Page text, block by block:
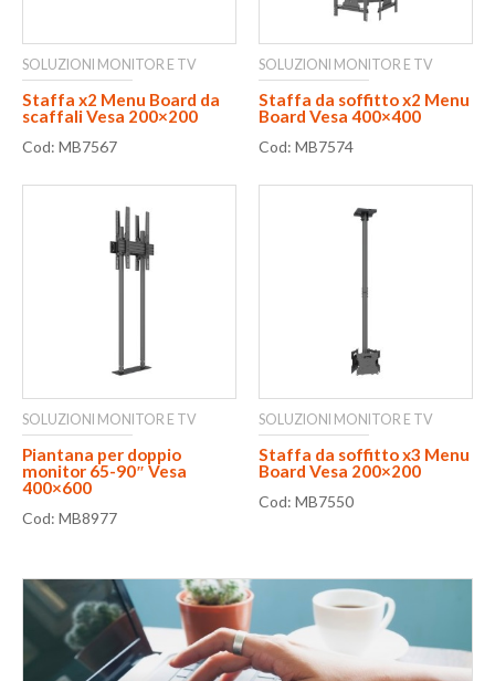
SOLUZIONI MONITOR E TV
Staffa x2 Menu Board da
scaffali Vesa 200×200
Cod: MB7567
SOLUZIONI MONITOR E TV
Staffa da soffitto x2 Menu
Board Vesa 400×400
Cod: MB7574
SOLUZIONI MONITOR E TV
Piantana per doppio
monitor 65-90″ Vesa
400×600
Cod: MB8977
SOLUZIONI MONITOR E TV
Staffa da soffitto x3 Menu
Board Vesa 200×200
Cod: MB7550